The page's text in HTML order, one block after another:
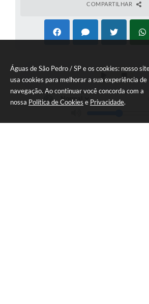
Águas de São Pedro / SP e os cookies: nosso
usa cookies para melhorar a sua experiência de
navegação. Ao continuar você concorda com a
nossa Política de Cookies e Privacidade.
COMPARTILHAR